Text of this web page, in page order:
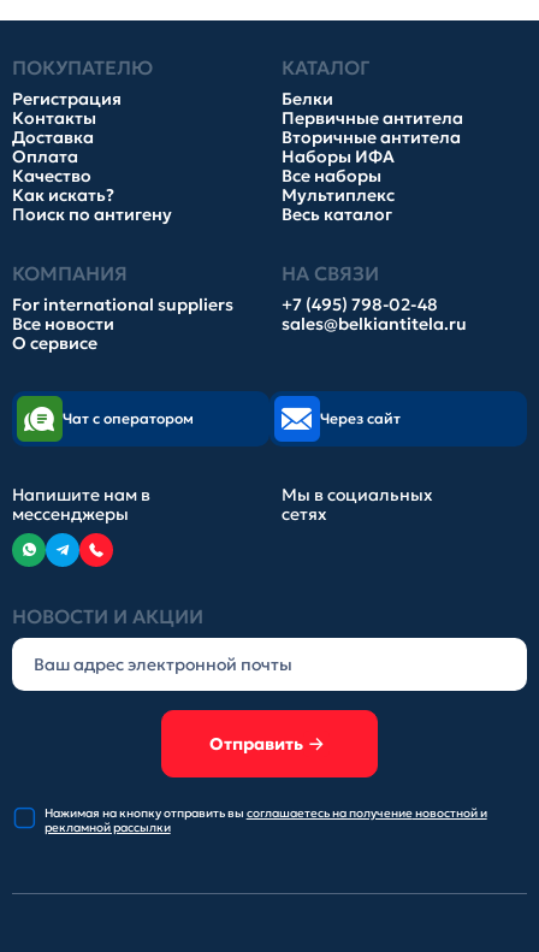
ПОКУПАТЕЛЮ
Регистрация
Контакты
Доставка
Оплата
Качество
Как искать?
Поиск по антигену
КАТАЛОГ
Белки
Первичные антитела
Вторичные антитела
Наборы ИФА
Все наборы
Мультиплекс
Весь каталог
КОМПАНИЯ
For international suppliers
Все новости
О сервисе
НА СВЯЗИ
+7 (495) 798-02-48
sales@belkiantitela.ru
НОВОСТИ И АКЦИИ
Отправить
Нажимая на кнопку отправитьвы соглашаетесь на получениеновостной и
рекламной рассылки
Чат с оператором Через сайт
Напишите нам в
мессенджеры
Мы в социальных
сетях